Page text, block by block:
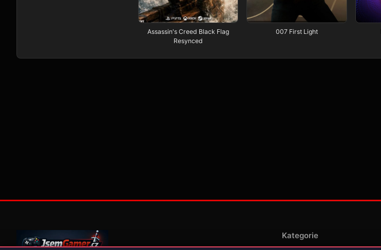
Assassin's Creed Black Flag
Resynced
007 First Light
Kategorie